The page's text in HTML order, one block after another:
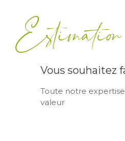
Estimation
Vous souhaitez
Toute notre
valeur